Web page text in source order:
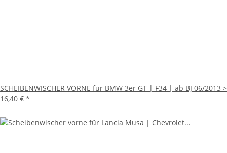
SCHEIBENWISCHER VORNE für BMW 3er GT | F34 | ab BJ 06/2013 >
16,40 € *